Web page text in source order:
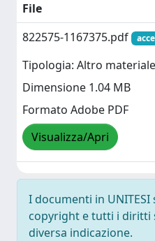
File
822575-1167375.pdf
Tipologia: Altro
Dimensione 1.04 MB
Formato Adobe PDF
Visualizza/Apri
I documenti in
copyright e tutti i diritti
diversa indicazione.